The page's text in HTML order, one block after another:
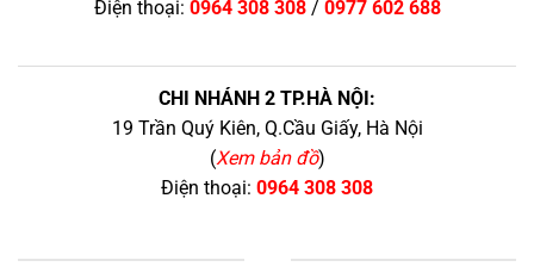
Điện thoại: 0964 308 308/ 0977 602 688
CHI NHÁNH 2 TP.HÀ NỘI:
19 Trần Quý Kiên, Q.Cầu Giấy, Hà Nội
(Xem bản đồ)
Điện thoại: 0964 308 308